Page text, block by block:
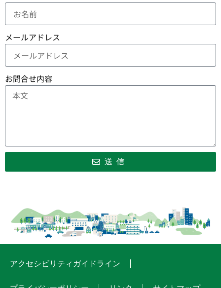
メールアドレス
お問合せ内容
送信
アクセシビリティガイドライン